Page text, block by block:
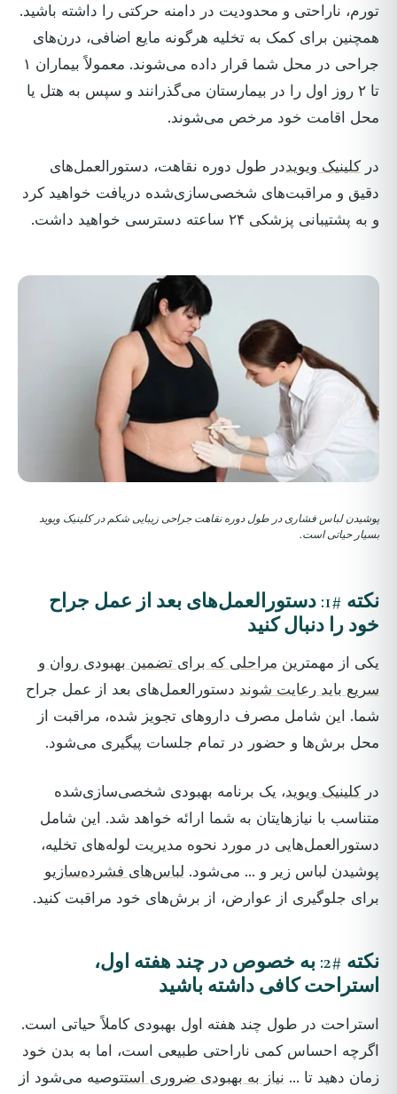
تورم، ناراحتی و محدودیت در دامنه حرکتی را داشته باشید.
همچنین برای کمک به تخلیه هرگونه مایع اضافی، درن‌های
جراحی در محل شما قرار داده می‌شوند. معمولاً بیماران ۱
تا ۲ روز اول را در بیمارستان می‌گذرانند و سپس به هتل یا
محل اقامت خود مرخص می‌شوند.
در کلینیک ویویددر طول دوره نقاهت، دستورالعمل‌های
دقیق و مراقبت‌های شخصی‌سازی‌شده دریافت خواهید کرد
و به پشتیبانی پزشکی ۲۴ ساعته دسترسی خواهید داشت.
پوشیدن لباس فشاری در طول دوره نقاهت جراحی زیبایی شکم در کلینیک ویوید
بسیار حیاتی است.
نکته #1: دستورالعمل‌های بعد از عمل جراح
خود را دنبال کنید
یکی از مهمترین مراحلی که برای تضمین بهبودی روان و
سریع باید رعایت شوند دستورالعمل‌های بعد از عمل جراح
شما. این شامل مصرف داروهای تجویز شده، مراقبت از
محل برش‌ها و حضور در تمام جلسات پیگیری می‌شود.
در کلینیک ویوید، یک برنامه بهبودی شخصی‌سازی‌شده
متناسب با نیازهایتان به شما ارائه خواهد شد. این شامل
دستورالعمل‌هایی در مورد نحوه مدیریت لوله‌های تخلیه،
پوشیدن لباس زیر و ... می‌شود. لباس‌های فشرده‌سازیو
برای جلوگیری از عوارض، از برش‌های خود مراقبت کنید.
نکته #2: به خصوص در چند هفته اول،
استراحت کافی داشته باشید
استراحت در طول چند هفته اول بهبودی کاملاً حیاتی است.
اگرچه احساس کمی ناراحتی طبیعی است، اما به بدن خود
زمان دهید تا ... نیاز به بهبودی ضروری استتوصیه می‌شود از